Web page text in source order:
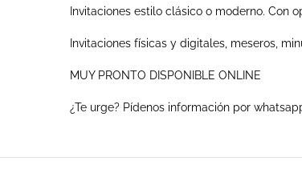
Invitaciones estilo clásico o moderno. Con
Invitaciones físicas y digitales, meseros,
MUY PRONTO DISPONIBLE ONLINE
¿Te urge? Pídenos información por